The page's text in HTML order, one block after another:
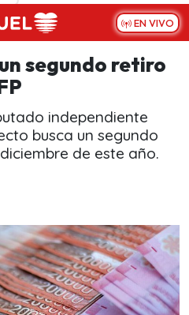
EN VIVO
segundo retiro
independiente
busca un segundo
de este año.